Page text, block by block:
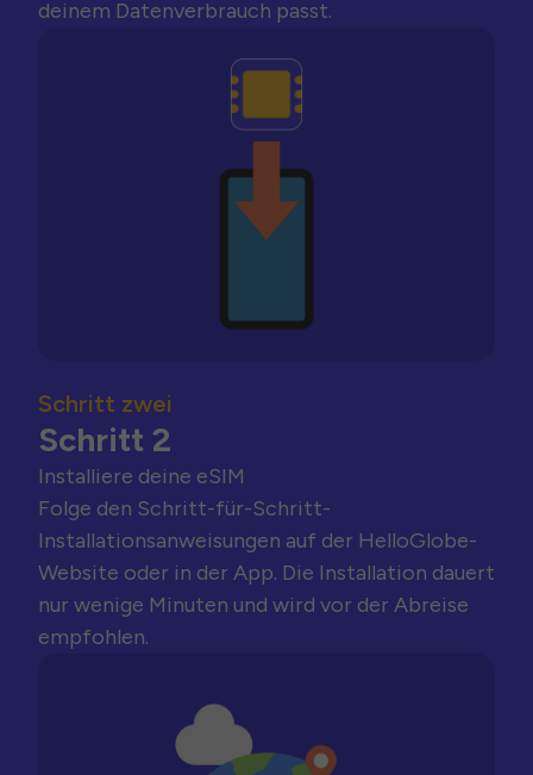
deinem Datenverbrauch passt.
Schritt zwei
Schritt 2
Installiere deine eSIM
Folge den Schritt-für-Schritt-
Installationsanweisungen auf der HelloGlobe-
Website oder in der App. Die Installation dauert
nur wenige Minuten und wird vor der Abreise
empfohlen.